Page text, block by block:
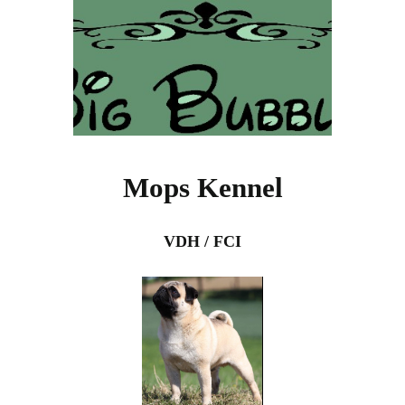
Mops Kennel
VDH / FCI